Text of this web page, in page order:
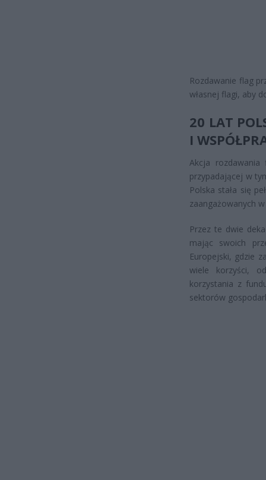
Rozdawanie flag
własnej flagi, aby
20 LAT
I
Akcja rozdawania
przypadającej w
Polska stała się
zaangażowanych
Przez te dwie
mając swoich
Europejski, gdzie
wiele korzyści,
korzystania z
sektorów